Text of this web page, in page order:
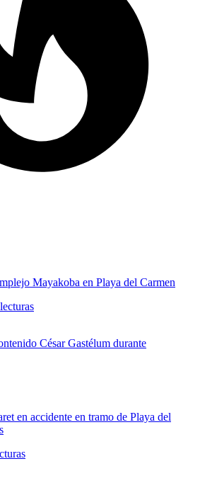
Mayakoba en Playa del Carmen
lecturas
César Gastélum durante
en accidente en tramo de Playa del